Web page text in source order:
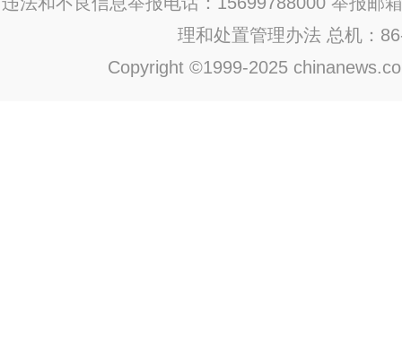
理和处置管理办法 总机：
Copyright ©1999-2025